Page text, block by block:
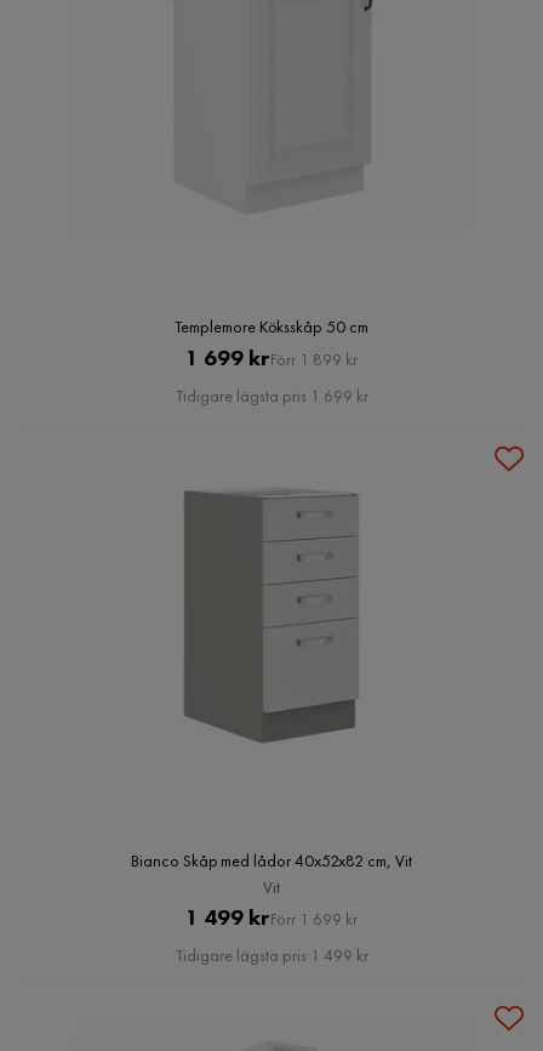
Templemore Köksskåp 50 cm
Pris
1 699 krOriginal
Pris
Förr 1 899 kr
Tidigare lägsta pris 1 699 kr
Bianco Skåp med lådor 40x52x82 cm, Vit
Vit
Pris
1 499 krOriginal
Pris
Förr 1 699 kr
Tidigare lägsta pris 1 499 kr